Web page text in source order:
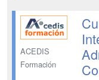
en
ACEDIS
Formación